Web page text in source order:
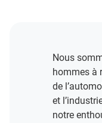
Nous
hommes à
de
et
notre